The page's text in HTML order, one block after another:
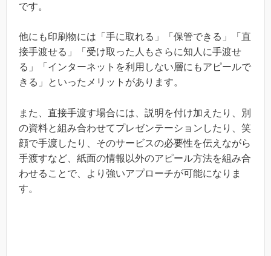
です。
他にも印刷物には「手に取れる」「保管できる」「直
接手渡せる」「受け取った人もさらに知人に手渡せ
る」「インターネットを利用しない層にもアピールで
きる」といったメリットがあります。
また、直接手渡す場合には、説明を付け加えたり、別
の資料と組み合わせてプレゼンテーションしたり、笑
顔で手渡したり、そのサービスの必要性を伝えながら
手渡すなど、紙面の情報以外のアピール方法を組み合
わせることで、より強いアプローチが可能になりま
す。